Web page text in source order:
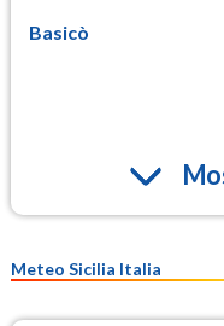
Basicò
Meteo Sicilia Italia